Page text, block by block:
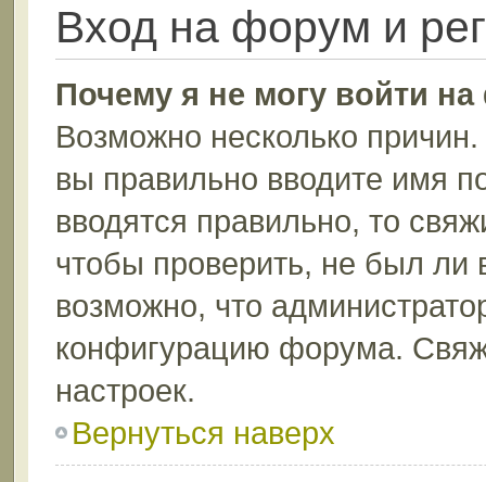
Вход на форум и
Почему я не могу войти
Возможно несколько
вы правильно вводите имя
вводятся правильно, то
чтобы проверить, не был ли
возможно, что
конфигурацию форума.
настроек.
Вернуться наверх